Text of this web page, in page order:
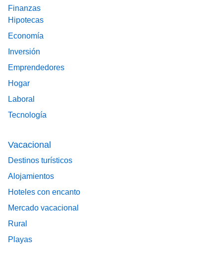
Finanzas
Hipotecas
Economía
Inversión
Emprendedores
Hogar
Laboral
Tecnología
Vacacional
Destinos turísticos
Alojamientos
Hoteles con encanto
Mercado vacacional
Rural
Playas